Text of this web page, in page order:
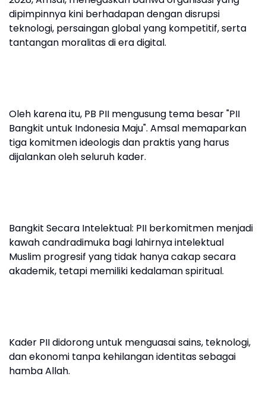
dipimpinnya kini berhadapan dengan disrupsi
teknologi, persaingan global yang kompetitif, serta
tantangan moralitas di era digital.
Oleh karena itu, PB PII mengusung tema besar "PII
Bangkit untuk Indonesia Maju". Amsal memaparkan
tiga komitmen ideologis dan praktis yang harus
dijalankan oleh seluruh kader.
Bangkit Secara Intelektual: PII berkomitmen menjadi
kawah candradimuka bagi lahirnya intelektual
Muslim progresif yang tidak hanya cakap secara
akademik, tetapi memiliki kedalaman spiritual.
Kader PII didorong untuk menguasai sains, teknologi,
dan ekonomi tanpa kehilangan identitas sebagai
hamba Allah.